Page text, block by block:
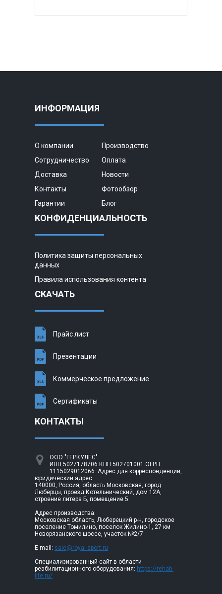
ИНФОРМАЦИЯ
О компании
Производство
Сотрудничество
Оплата
Доставка
Новости
Контакты
Фотообзор
Гарантии
Блог
КОНФИДЕНЦИАЛЬНОСТЬ
Политика защиты персональных
данных
Правила использования контента
СКАЧАТЬ
Прайс лист
Презентации
Коммерческое предложение
Сертификаты
КОНТАКТЫ
ООО "ГЕРКУЛЕС"
ИНН 5027178706 КПП 502701001 ОГРН
1115029012066. Адрес для корреспонденции,
юридический адрес:
140000, Россия, область Московская, город
Люберцы, проезд Котельнический, дом 12А,
строение литера Б, помещение 5
Адрес производства:
Московская область, Люберецкий р-н, городское
поселение Томилино, поселок Жилино-1, 27 км
Новорязанского шоссе, участок №2/7
E-mail: sale@royal-sport.ru
Специализированный сайт в области
реабилитационного оборудования: https://rehab-
life.ru/